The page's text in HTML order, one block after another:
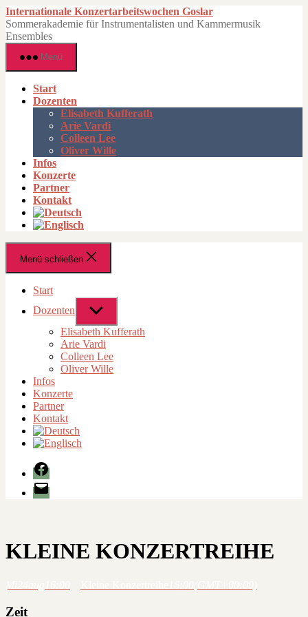
Zum
Inhalt
springen
Internationale Konzertarbeitswochen Goslar
Sommerakademie für Instrumentalisten und Kammermusik
Ensembles
Menü
Start
Dozenten
Elisabeth Kufferath
Arie Vardi
Colleen Lee
Oliver Wille
Infos
Konzerte
Partner
Kontakt
Menü schließen
Start
Dozenten
Untermenü
Elisabeth Kufferath
Arie Vardi
Colleen Lee
Oliver Wille
Infos
Konzerte
Partner
Kontakt
Facebook
E-
Mail
KLEINE KONZERTREIHE
Zeit